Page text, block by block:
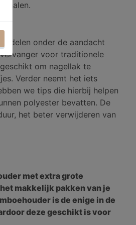
halen.
onder de aandacht
voor traditionele
om nagellak te
Verder neemt het iets
we tips die hierbij helpen
polyester bevatten. De
het beter verwijderen van
met extra grote
makkelijk pakken van je
is de enige in de
deze geschikt is voor